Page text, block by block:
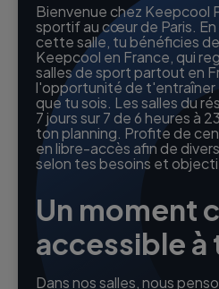
Bienvenue chez Keepcool
sportif au cœur de Paris.
cette salle, tu bénéficies
Keepcool en France, qui
salles de sport partout en
l'opportunité de t'entraîner
que tu sois. Les salles du
7 jours sur 7 de 6 heures à
ton planning. Profite de
en libre-accès afin de
selon tes besoins et
Un moment
accessible à
Dans nos salles, nous